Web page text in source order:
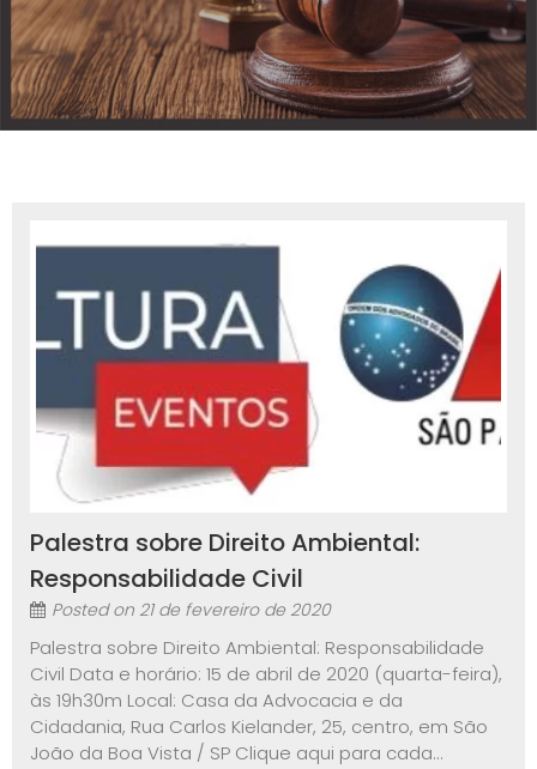
Palestra sobre Direito Ambiental:
Responsabilidade Civil
Posted on 21 de fevereiro de 2020
Palestra sobre Direito Ambiental: Responsabilidade
Civil Data e horário: 15 de abril de 2020 (quarta-feira),
às 19h30m Local: Casa da Advocacia e da
Cidadania, Rua Carlos Kielander, 25, centro, em São
João da Boa Vista / SP Clique aqui para cada...